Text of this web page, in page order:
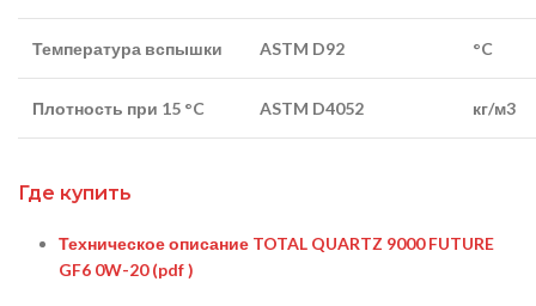
Температура вспышки ASTM D92 °C
Плотность при 15 °C ASTM D4052 кг/м3
Где купить
Техническое описание TOTAL QUARTZ 9000 FUTURE
GF6 0W-20(pdf )